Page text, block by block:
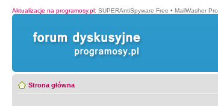
Aktualizacje na programosy.pl: SUPERAntiSpyware Free • MailWasher Pro
Strona główna